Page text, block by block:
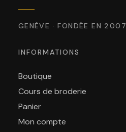
GENÈVE · FONDÉE EN 2007
INFORMATIONS
Boutique
Cours de broderie
Panier
Mon compte